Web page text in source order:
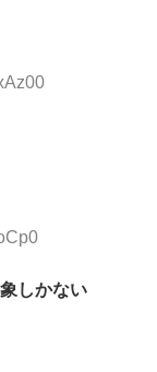
しかない